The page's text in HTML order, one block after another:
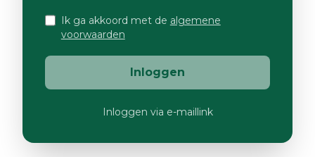
Ik ga akkoord met de algemene
voorwaarden
Inloggen
Inloggen via e-maillink